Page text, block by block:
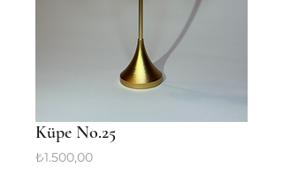
Küpe No.25
₺1.500,00Fiyat